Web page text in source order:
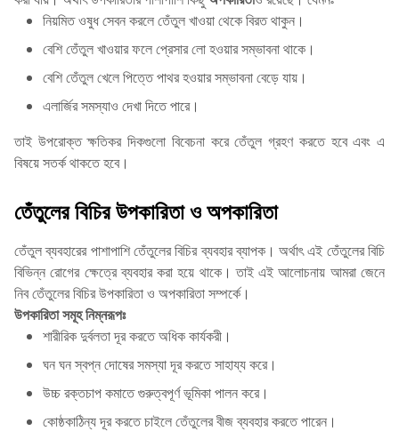
নিয়মিত ওষুধ সেবন করলে তেঁতুল খাওয়া থেকে বিরত থাকুন।
বেশি তেঁতুল খাওয়ার ফলে প্রেসার লো হওয়ার সম্ভাবনা থাকে।
বেশি তেঁতুল খেলে পিত্তে পাথর হওয়ার সম্ভাবনা বেড়ে যায়।
এলার্জির সমস্যাও দেখা দিতে পারে।
তাই উপরোক্ত ক্ষতিকর দিকগুলো বিবেচনা করে তেঁতুল গ্রহণ করতে হবে এবং এ
বিষয়ে সতর্ক থাকতে হবে।
তেঁতুলের বিচির উপকারিতা ও অপকারিতা
তেঁতুল ব্যবহারের পাশাপাশি তেঁতুলের বিচির ব্যবহার ব্যাপক। অর্থাৎ এই তেঁতুলের বিচি
বিভিন্ন রোগের ক্ষেত্রে ব্যবহার করা হয়ে থাকে। তাই এই আলোচনায় আমরা জেনে
নিব তেঁতুলের বিচির উপকারিতা ও অপকারিতা সম্পর্কে।
উপকারিতা সমূহ নিম্নরূপঃ
শারীরিক দুর্বলতা দূর করতে অধিক কার্যকরী।
ঘন ঘন স্বপ্ন দোষের সমস্যা দূর করতে সাহায্য করে।
উচ্চ রক্তচাপ কমাতে গুরুত্বপূর্ণ ভূমিকা পালন করে।
কোষ্ঠকাঠিন্য দূর করতে চাইলে তেঁতুলের বীজ ব্যবহার করতে পারেন।